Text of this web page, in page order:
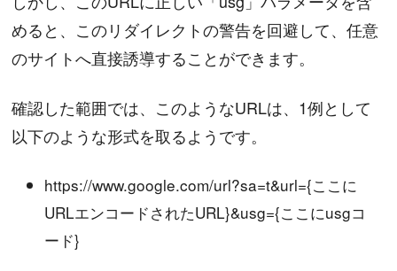
めると、このリダイレクトの警告を回避して、任意
のサイトへ直接誘導することができます。
確認した範囲では、このようなURLは、1例として
以下のような形式を取るようです。
https://www.google.com/url?sa=t&url={ここに
URLエンコードされたURL}&usg={ここにusgコ
ード}